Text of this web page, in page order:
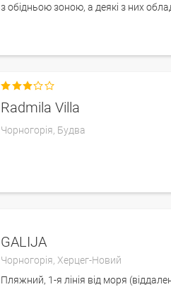
з обідньою зоною, а деякі з них

Radmila Villa
Чорногорія, Будва
GALIJA
Чорногорія, Херцег-Новий
Пляжний, 1-я лінія від моря